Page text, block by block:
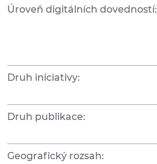
Úroveň digitálních dovedností:
Druh iniciativy:
Druh publikace:
Geografický rozsah: